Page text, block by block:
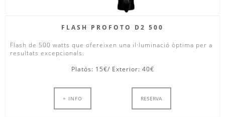
FLASH PROFOTO D2 500
Flash de 500 watts que ofereixen una il·luminació òptima per a
resultats excepcionals.
Platós: 15€/ Exterior: 40€
+ INFO RESERVA